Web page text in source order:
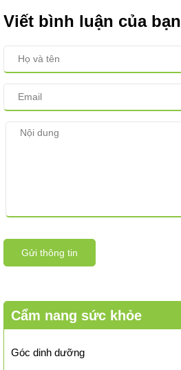
Viết bình luận của bạn
Gửi thông tin
Cẩm nang sức khỏe
Góc dinh dưỡng